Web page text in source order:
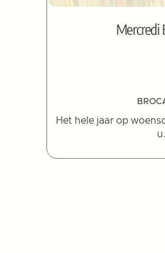
Mercredi
Het hele jaar op
u.